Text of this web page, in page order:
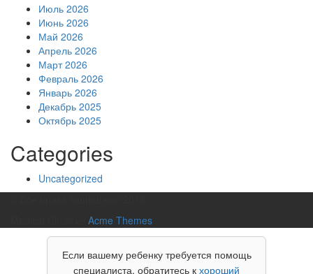
Июль 2026
Июнь 2026
Май 2026
Апрель 2026
Март 2026
Февраль 2026
Январь 2026
Декабрь 2025
Октябрь 2025
Categories
Uncategorized
Acme Themes
Если вашему ребенку требуется помощь
специалиста, обратитесь к хороший